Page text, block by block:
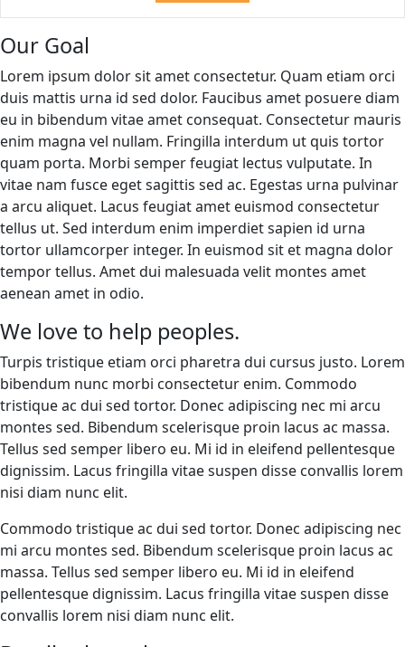
Our Goal
Lorem ipsum dolor sit amet consectetur. Quam etiam orci
duis mattis urna id sed dolor. Faucibus amet posuere diam
eu in bibendum vitae amet consequat. Consectetur mauris
enim magna vel nullam. Fringilla interdum ut quis tortor
quam porta. Morbi semper feugiat lectus vulputate. In
vitae nam fusce eget sagittis sed ac. Egestas urna pulvinar
a arcu aliquet. Lacus feugiat amet euismod consectetur
tellus ut. Sed interdum enim imperdiet sapien id urna
tortor ullamcorper integer. In euismod sit et magna dolor
tempor tellus. Amet dui malesuada velit montes amet
aenean amet in odio.
We love to help peoples.
Turpis tristique etiam orci pharetra dui cursus justo. Lorem
bibendum nunc morbi consectetur enim. Commodo
tristique ac dui sed tortor. Donec adipiscing nec mi arcu
montes sed. Bibendum scelerisque proin lacus ac massa.
Tellus sed semper libero eu. Mi id in eleifend pellentesque
dignissim. Lacus fringilla vitae suspen disse convallis lorem
nisi diam nunc elit.
Commodo tristique ac dui sed tortor. Donec adipiscing nec
mi arcu montes sed. Bibendum scelerisque proin lacus ac
massa. Tellus sed semper libero eu. Mi id in eleifend
pellentesque dignissim. Lacus fringilla vitae suspen disse
convallis lorem nisi diam nunc elit.